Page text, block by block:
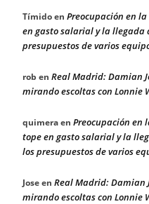
Tímidoen Preocupación en
en gasto salarial y la llegada
presupuestos de varios
rob en Real Madrid: Damian
mirando escoltas con Lonnie
quimeraen Preocupación en
tope en gasto salarial y la
los presupuestos de varios
Joseen Real Madrid: Damian
mirando escoltas con Lonnie